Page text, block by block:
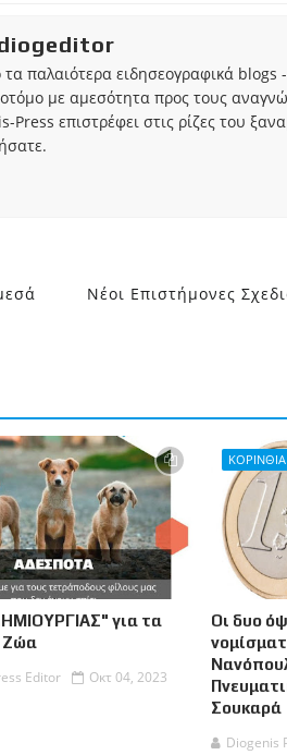
παλαιότερα ειδησεογραφικά blogs
με αμεσότητα προς τους
Press επιστρέφει στις ρίζες του
Νέοι Επιστήμονες
για τα
Ζώα
Editor
Οκτ 04, 2023
ΚΟΡΙΝΘΙΑ
Οι δυο
Σουκαρά
Diogenis